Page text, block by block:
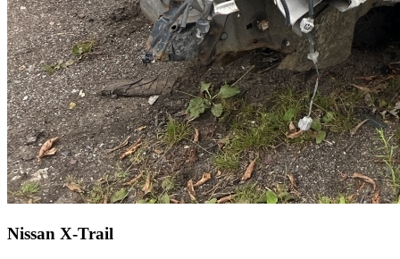
Nissan X-Trail